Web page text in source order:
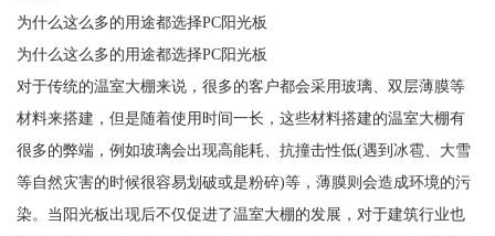
为什么这么多的用途都选择PC阳光板
为什么这么多的用途都选择PC阳光板
对于传统的温室大棚来说，很多的客户都会采用玻璃、双层薄膜等
材料来搭建，但是随着使用时间一长，这些材料搭建的温室大棚有
很多的弊端，例如玻璃会出现高能耗、抗撞击性低(遇到冰雹、大雪
等自然灾害的时候很容易划破或是粉碎)等，薄膜则会造成环境的污
染。当阳光板出现后不仅促进了温室大棚的发展，对于建筑行业也